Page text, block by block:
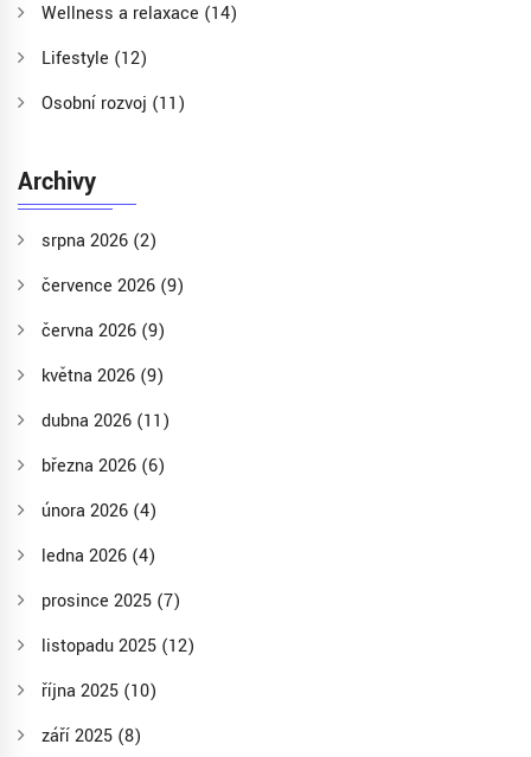
Wellness a relaxace (14)
Lifestyle (12)
Osobní rozvoj (11)
Archivy
srpna 2026 (2)
července 2026 (9)
června 2026 (9)
května 2026 (9)
dubna 2026 (11)
března 2026 (6)
února 2026 (4)
ledna 2026 (4)
prosince 2025 (7)
listopadu 2025 (12)
října 2025 (10)
září 2025 (8)